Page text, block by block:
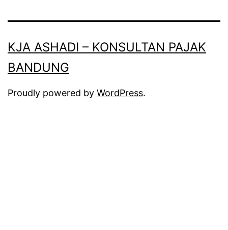
KJA ASHADI – KONSULTAN PAJAK
BANDUNG
Proudly powered by WordPress.